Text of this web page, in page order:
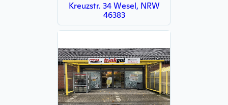
Kreuzstr. 34 Wesel, NRW
46383